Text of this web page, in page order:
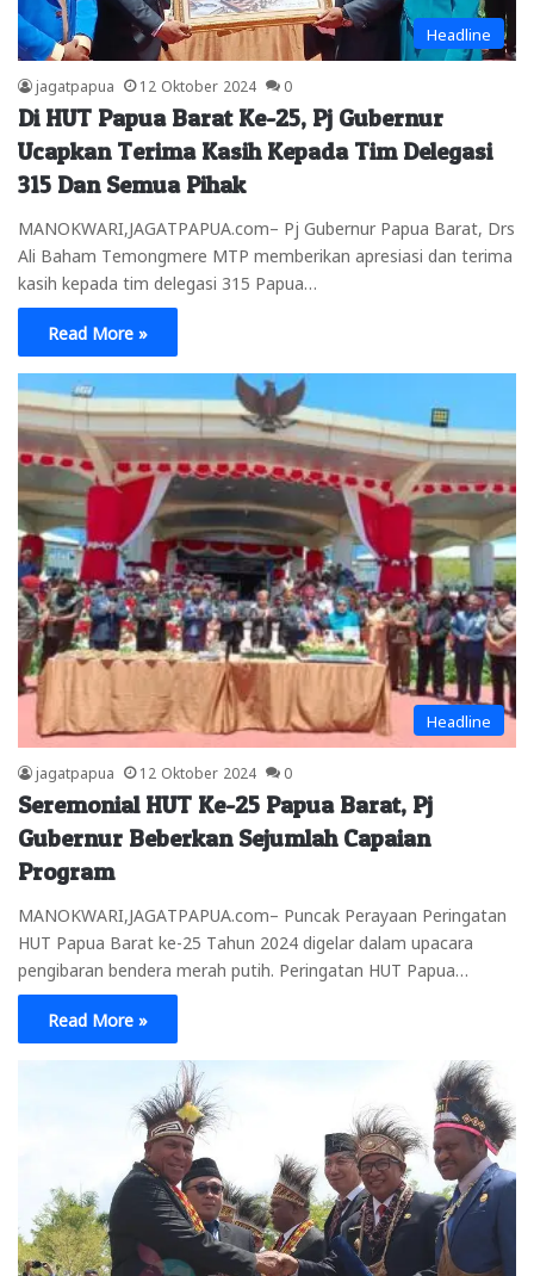
Headline
jagatpapua 12 Oktober 2024 0
Di HUT Papua Barat Ke-25, Pj Gubernur
Ucapkan Terima Kasih Kepada Tim Delegasi
315 Dan Semua Pihak
MANOKWARI,JAGATPAPUA.com– Pj Gubernur Papua Barat, Drs
Ali Baham Temongmere MTP memberikan apresiasi dan terima
kasih kepada tim delegasi 315 Papua…
Read More »
Headline
jagatpapua 12 Oktober 2024 0
Seremonial HUT Ke-25 Papua Barat, Pj
Gubernur Beberkan Sejumlah Capaian
Program
MANOKWARI,JAGATPAPUA.com– Puncak Perayaan Peringatan
HUT Papua Barat ke-25 Tahun 2024 digelar dalam upacara
pengibaran bendera merah putih. Peringatan HUT Papua…
Read More »